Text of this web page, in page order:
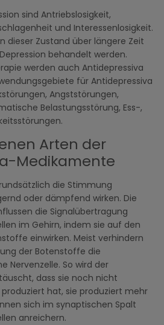
sind Antriebslosigkeit,
und Interessenlosigkeit.
dieser Zustand über längere Zeit
behandelt werden.
werden auch Antidepressiva
für Antidepressiva
Angststörungen,
Belastungsstörung, Ess-,
Arten der
Medikamente
die Stimmung
oder dämpfend wirken. Die
die Signalübertragung
im Gehirn, indem sie auf den
einwirken. Meist verhindern
der Botenstoffe die
Nervenzelle. So wird der
dass sie noch nicht
hat, sie produziert mehr
sich im synaptischen Spalt
anreichern.